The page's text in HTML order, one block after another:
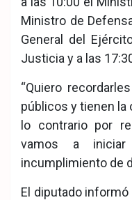
Ministro de
General del
Justicia y a las
“Quiero
públicos y tienen la
lo contrario por
vamos a
incumplimiento de
El diputado